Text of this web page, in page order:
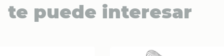
te puede interesar